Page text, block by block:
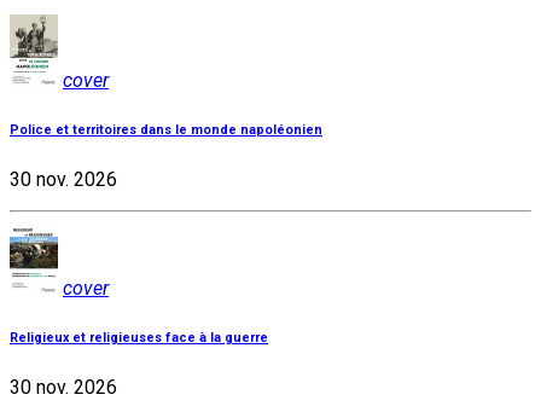
cover
Police et territoires dans le monde napoléonien
30 nov. 2026
cover
Religieux et religieuses face à la guerre
30 nov. 2026